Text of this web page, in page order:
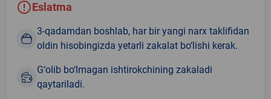
Eslatma
3-qadamdan boshlab, har bir yangi narx taklifidan
oldin hisobingizda yetarli zakalat bo‘lishi kerak.
G‘olib bo‘lmagan ishtirokchining zakaladi
qaytariladi.